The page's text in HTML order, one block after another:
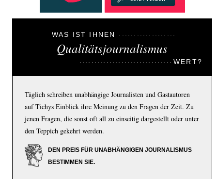
WAS IST IHNEN
Qualitätsjournalismus
WERT?
Täglich schreiben unabhängige Journalisten und Gastautoren
auf Tichys Einblick ihre Meinung zu den Fragen der Zeit. Zu
jenen Fragen, die sonst oft all zu einseitig dargestellt oder unter
den Teppich gekehrt werden.
DEN PREIS FÜR UNABHÄNGIGEN JOURNALISMUS
BESTIMMEN SIE.